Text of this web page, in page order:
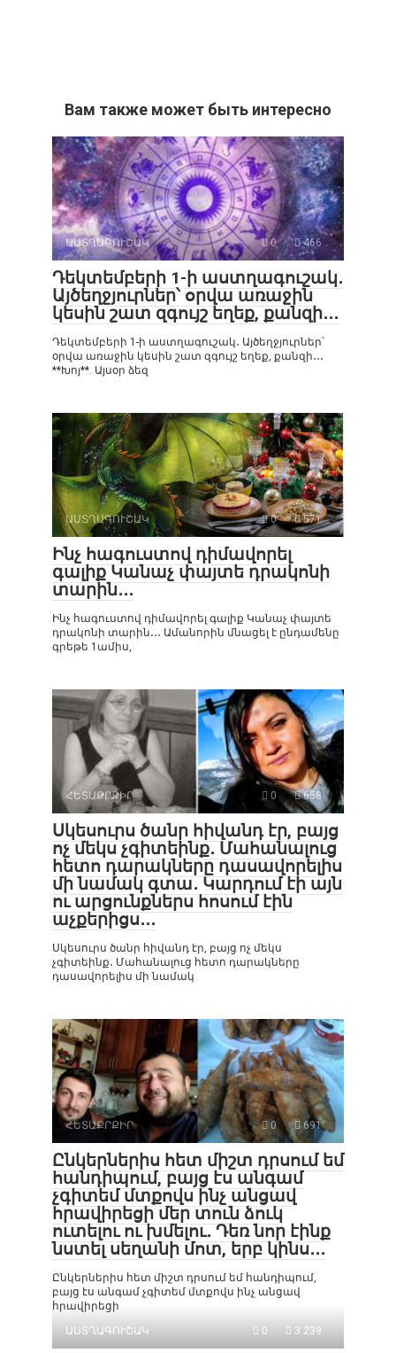
Вам также может быть интересно
ԱՍՏՂԱԳՈՒՇԱԿ 0 466
Դեկտեմբերի 1-ի աստղագուշակ․
Այծեղջյուրներ՝ օրվա առաջին
կեսին շատ զգույշ եղեք, քանզի․․․
Դեկտեմբերի 1-ի աստղագուշակ․ Այծեղջյուրներ՝
օրվա առաջին կեսին շատ զգույշ եղեք, քանզի․․․
**Խոյ**. Այսօր ձեզ
ԱՍՏՂԱԳՈՒՇԱԿ 0 571
Ինչ հագուստով դիմավորել
գալիք Կանաչ փայտե դրակոնի
տարին․․․
Ինչ հագուստով դիմավորել գալիք Կանաչ փայտե
դրակոնի տարին․․․ Ամանորին մնացել է ընդամենը
գրեթե 1ամիս,
ՀԵՏԱՔՐՔԻՐ 0 658
Սկեսուրս ծանր հիվանդ էր, բայց
ոչ մեկս չգիտեինք․ Մահանալուց
հետո դարակները դասավորելիս
մի նամակ գտա․ Կարդում էի այն
ու արցունքներս հոսում էին
աչքերիցս․․․
Սկեսուրս ծանր հիվանդ էր, բայց ոչ մեկս
չգիտեինք․ Մահանալուց հետո դարակները
դասավորելիս մի նամակ
ՀԵՏԱՔՐՔԻՐ 0 691
Ընկերներիս հետ միշտ դրսում եմ
հանդիպում, բայց էս անգամ
չգիտեմ մտքովս ինչ անցավ
հրավիրեցի մեր տուն ձուկ
ուտելու ու խմելու․ Դեռ նոր էինք
նստել սեղանի մոտ, երբ կինս․․․
Ընկերներիս հետ միշտ դրսում եմ հանդիպում,
բայց էս անգամ չգիտեմ մտքովս ինչ անցավ
հրավիրեցի
ԱՍՏՂԱԳՈՒՇԱԿ
0 3 239